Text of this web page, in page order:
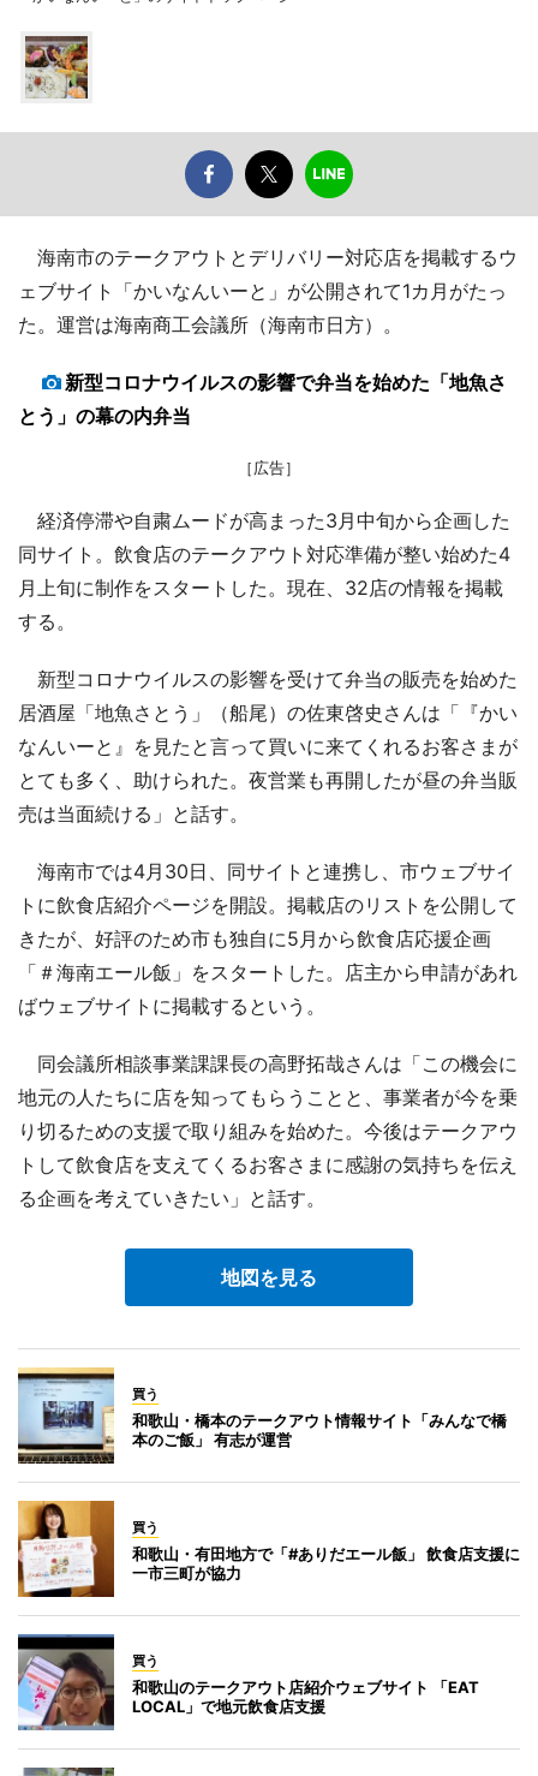
海南市のテークアウトとデリバリー対応店を掲載するウ
ェブサイト「かいなんいーと」が公開されて1カ月がたっ
た。運営は海南商工会議所（海南市日方）。
新型コロナウイルスの影響で弁当を始めた「地魚さ
とう」の幕の内弁当
［広告］
経済停滞や自粛ムードが高まった3月中旬から企画した
同サイト。飲食店のテークアウト対応準備が整い始めた4
月上旬に制作をスタートした。現在、32店の情報を掲載
する。
新型コロナウイルスの影響を受けて弁当の販売を始めた
居酒屋「地魚さとう」（船尾）の佐東啓史さんは「『かい
なんいーと』を見たと言って買いに来てくれるお客さまが
とても多く、助けられた。夜営業も再開したが昼の弁当販
売は当面続ける」と話す。
海南市では4月30日、同サイトと連携し、市ウェブサイ
トに飲食店紹介ページを開設。掲載店のリストを公開して
きたが、好評のため市も独自に5月から飲食店応援企画
「＃海南エール飯」をスタートした。店主から申請があれ
ばウェブサイトに掲載するという。
同会議所相談事業課課長の高野拓哉さんは「この機会に
地元の人たちに店を知ってもらうことと、事業者が今を乗
り切るための支援で取り組みを始めた。今後はテークアウ
トして飲食店を支えてくるお客さまに感謝の気持ちを伝え
る企画を考えていきたい」と話す。
地図を見る
買う
和歌山・橋本のテークアウト情報サイト「みんなで橋
本のご飯」 有志が運営
買う
和歌山・有田地方で「#ありだエール飯」 飲食店支援に
一市三町が協力
買う
和歌山のテークアウト店紹介ウェブサイト 「EAT
LOCAL」で地元飲食店支援